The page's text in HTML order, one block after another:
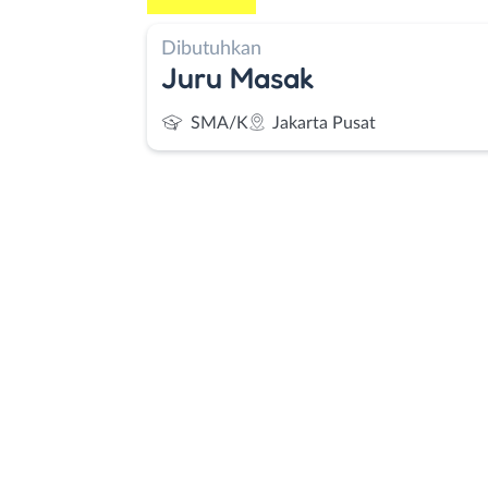
Dibutuhkan
Juru Masak
SMA/K Jakarta Pusat